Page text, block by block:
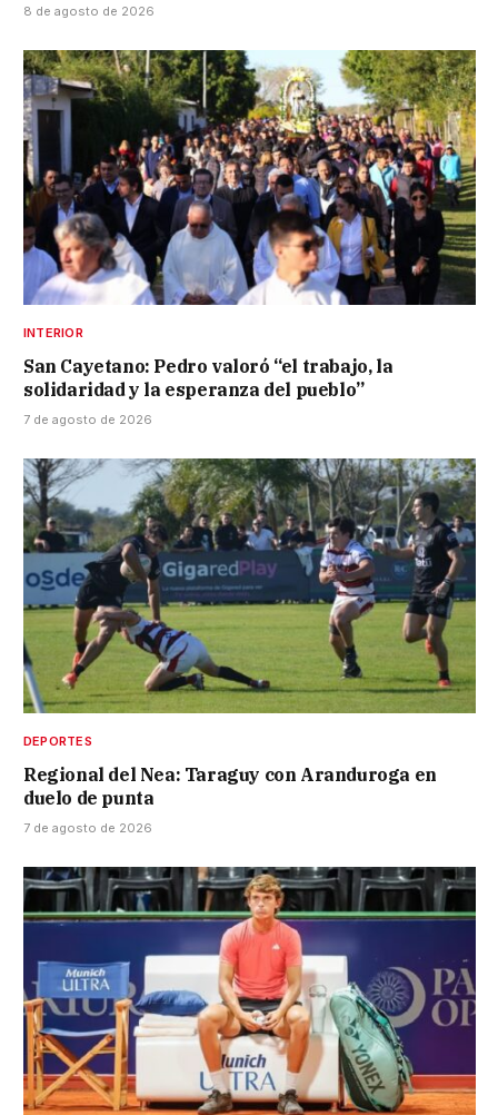
8 de agosto de 2026
INTERIOR
San Cayetano: Pedro valoró “el trabajo, la
solidaridad y la esperanza del pueblo”
7 de agosto de 2026
DEPORTES
Regional del Nea: Taraguy con Aranduroga en
duelo de punta
7 de agosto de 2026